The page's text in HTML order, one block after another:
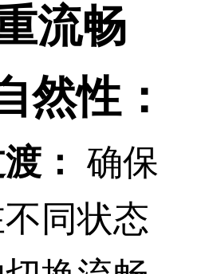
流畅
然性：
： 确保
同状态